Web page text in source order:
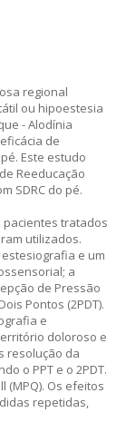
regional
ou hipoestesia
- Alodínia
de
Este estudo
Reeducação
SDRC do pé.
pacientes tratados
utilizados.
e um
a
de Pressão
Pontos (2PDT).
e
doloroso e
resolução da
o PPT e o 2PDT.
(MPQ). Os efeitos
repetidas,